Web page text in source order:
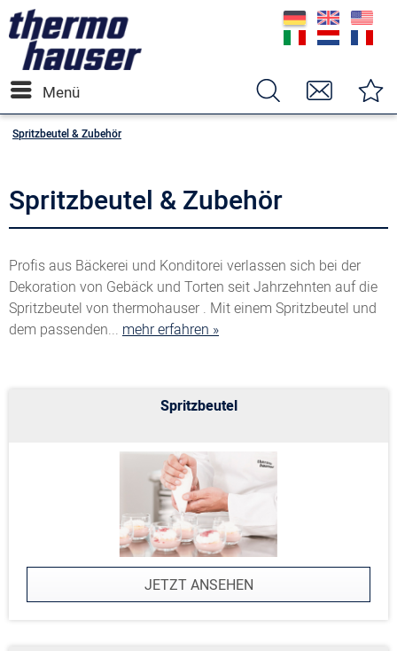
Menü
Spritzbeutel & Zubehör
Spritzbeutel & Zubehör
Profis aus Bäckerei und Konditorei verlassen sich bei der
Dekoration von Gebäck und Torten seit Jahrzehnten auf die
Spritzbeutel von thermohauser . Mit einem Spritzbeutel und
dem passenden... mehr erfahren »
Spritzbeutel
JETZT ANSEHEN